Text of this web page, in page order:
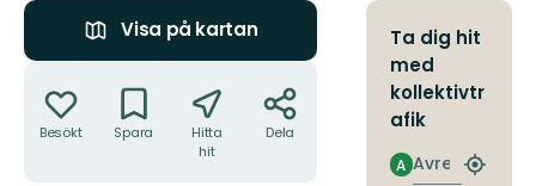
Visa på kartan
Besökt Spara
Hitta
hit
Dela
Ta dig hit
med
kollektivtr
afik
Avresa
A
Hitta